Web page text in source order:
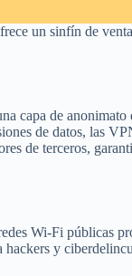
un sinfín de
capa de
de datos, las
de terceros,
Wi-Fi públicas
y